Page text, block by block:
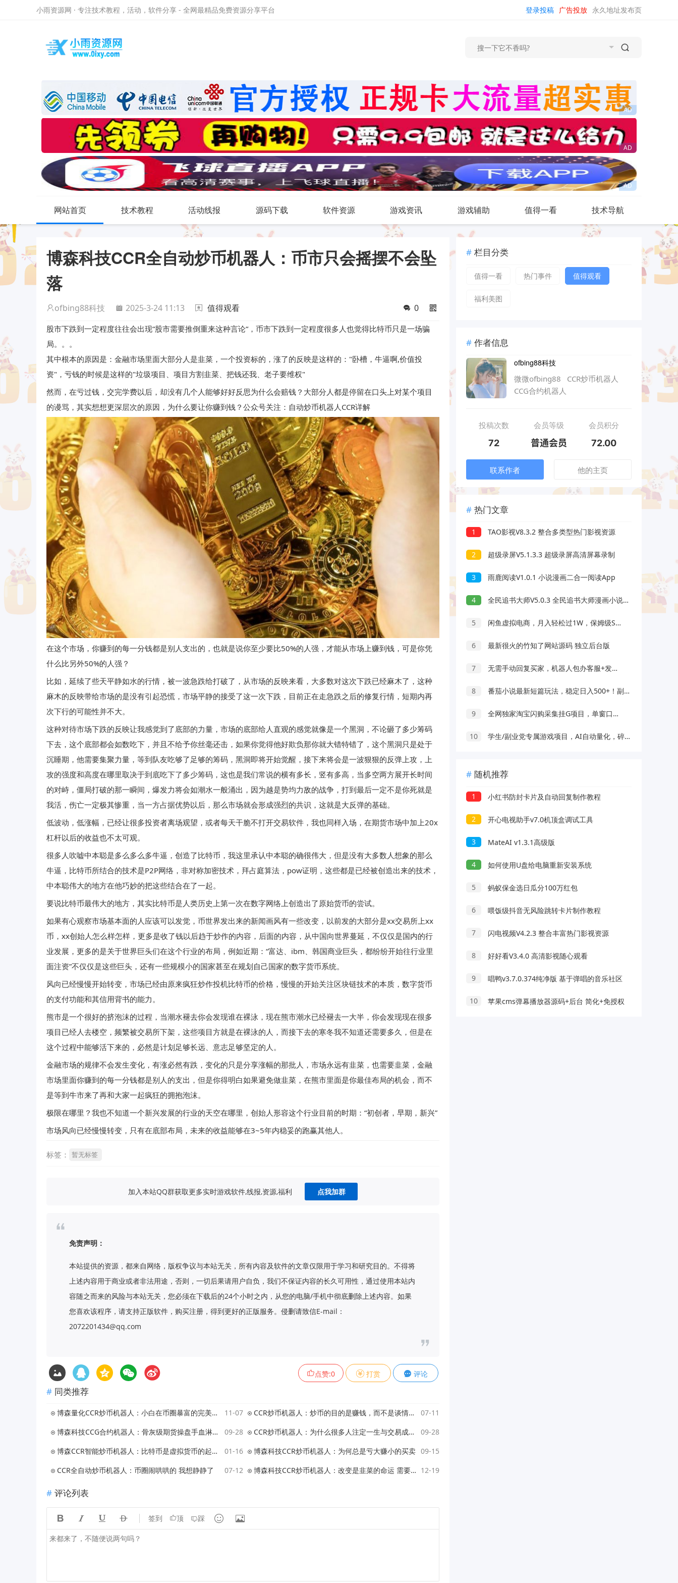
小雨资源网 · 专注技术教程，活动，软件分享 - 全网最精品免费资源分享平台 永久地址发布页
广告投放
登录投稿
网站首页 技术教程 活动线报 源码下载 软件资源 游戏资讯 游戏辅助 值得一看 技术导航
博森科技CCR全自动炒币机器人：币市只会摇摆不会坠
落
ofbing88科技 2025-3-24 11:13 值得观看 0
股市下跌到一定程度往往会出现“股市需要推倒重来这种言论“，币市下跌到一定程度很多人也觉得比特币只是一场骗
局。。。
其中根本的原因是：金融市场里面大部分人是韭菜，一个投资标的，涨了的反映是这样的："卧槽，牛逼啊,价值投
资"，亏钱的时候是这样的"垃圾项目、项目方割韭菜、把钱还我、老子要维权"
然而，在亏过钱，交完学费以后，却没有几个人能够好好反思为什么会赔钱？大部分人都是停留在口头上对某个项目
的谩骂，其实想想更深层次的原因，为什么要让你赚到钱？公众号关注：自动炒币机器人CCR详解
在这个市场，你赚到的每一分钱都是别人支出的，也就是说你至少要比50%的人强，才能从市场上赚到钱，可是你凭
什么比另外50%的人强？
比如，延续了些天平静如水的行情，被一波急跌给打破了，从市场的反映来看，大多数对这次下跌已经麻木了，这种
麻木的反映带给市场的是没有引起恐慌，市场平静的接受了这一次下跌，目前正在走急跌之后的修复行情，短期内再
次下行的可能性并不大。
这种对待市场下跌的反映让我感觉到了底部的力量，市场的底部给人直观的感觉就像是一个黑洞，不论砸了多少筹码
下去，这个底部都会如数吃下，并且不给予你丝毫还击，如果你觉得他好欺负那你就大错特错了，这个黑洞只是处于
沉睡期，他需要集聚力量，等到队友吃够了足够的筹码，黑洞即将开始觉醒，接下来将会是一波狠狠的反弹上攻，上
攻的强度和高度在哪里取决于到底吃下了多少筹码，这也是我们常说的横有多长，竖有多高，当多空两方展开长时间
的对峙，僵局打破的那一瞬间，爆发力将会如潮水一般涌出，因为越是势均力敌的战争，打到最后一定不是你死就是
我活，伤亡一定极其惨重，当一方占据优势以后，那么市场就会形成强烈的共识，这就是大反弹的基础。
低波动，低涨幅，已经让很多投资者离场观望，或者每天干脆不打开交易软件，我也同样入场，在期货市场中加上20x
杠杆以后的收益也不太可观。
很多人吹嘘中本聪是多么多么多牛逼，创造了比特币，我这里承认中本聪的确很伟大，但是没有大多数人想象的那么
牛逼，比特币所结合的技术是P2P网络，非对称加密技术，拜占庭算法，pow证明，这些都是已经被创造出来的技术，
中本聪伟大的地方在他巧妙的把这些结合在了一起。
要说比特币最伟大的地方，其实比特币是人类历史上第一次在数字网络上创造出了原始货币的尝试。
如果有心观察市场基本面的人应该可以发觉，币世界发出来的新闻画风有一些改变，以前发的大部分是xx交易所上xx
币，xx创始人怎么样怎样，更多是收了钱以后趋于炒作的内容，后面的内容，从中国向世界蔓延，不仅仅是国内的行
业发展，更多的是关于世界巨头们在这个行业的布局，例如近期：“富达、ibm、韩国商业巨头，都纷纷开始往行业里
面注资”不仅仅是这些巨头，还有一些规模小的国家甚至在规划自己国家的数字货币系统。
风向已经慢慢开始转变，市场已经由原来疯狂炒作投机比特币的价格，慢慢的开始关注区块链技术的本质，数字货币
的支付功能和其信用背书的能力。
熊市是一个很好的挤泡沫的过程，当潮水褪去你会发现谁在裸泳，现在熊市潮水已经褪去一大半，你会发现现在很多
项目已经人去楼空，频繁被交易所下架，这些项目方就是在裸泳的人，而接下去的寒冬我不知道还需要多久，但是在
这个过程中能够活下来的，必然是计划足够长远、意志足够坚定的人。
金融市场的规律不会发生变化，有涨必然有跌，变化的只是分享涨幅的那批人，市场永远有韭菜，也需要韭菜，金融
市场里面你赚到的每一分钱都是别人的支出，但是你得明白如果避免做韭菜，在熊市里面是你最佳布局的机会，而不
是等到牛市来了再和大家一起疯狂的拥抱泡沫。
极限在哪里？我也不知道一个新兴发展的行业的天空在哪里，创始人形容这个行业目前的时期：“初创者，早期，新兴”
市场风向已经慢慢转变，只有在底部布局，未来的收益能够在3~5年内稳妥的跑赢其他人。
标签： 暂无标签
加入本站QQ群获取更多实时游戏软件,线报,资源,福利 点我加群
免责声明：
本站提供的资源，都来自网络，版权争议与本站无关，所有内容及软件的文章仅限用于学习和研究目的。不得将
上述内容用于商业或者非法用途，否则，一切后果请用户自负，我们不保证内容的长久可用性，通过使用本站内
容随之而来的风险与本站无关，您必须在下载后的24个小时之内，从您的电脑/手机中彻底删除上述内容。如果
您喜欢该程序，请支持正版软件，购买注册，得到更好的正版服务。侵删请致信E-mail：
2072201434@qq.com
评论
打赏
点赞:0
同类推荐
博森量化CCR炒币机器人：小白在币圈暴富的完美思维 11-07 CCR炒币机器人：炒币的目的是赚钱，而不是谈情说爱
07-11
博森科技CCG合约机器人：骨灰级期货操盘手血淋淋经验分享
09-28 CCR炒币机器人：为什么很多人注定一生与交易成功无缘
09-28
博森CCR智能炒币机器人：比特币是虚拟货币的起点？
01-16 博森科技CCR炒币机器人：为何总是亏大赚小的买卖 09-15
CCR全自动炒币机器人：币圈闹哄哄的 我想静静了
07-12 博森科技CCR炒币机器人：改变是韭菜的命运 需要学会破局 12-19
评论列表
    签到 顶 踩  
栏目分类
值得一看 热门事件 值得观看
福利美图
作者信息
ofbing88科技
微微ofbing88 CCR炒币机器人
CCG合约机器人
投稿次数 会员等级 会员积分
72 普通会员 72.00
联系作者 他的主页
热门文章
1 TAO影视V8.3.2 整合多类型热门影视资源
2 超级录屏V5.1.3.3 超级录屏高清屏幕录制
3 雨鹿阅读V1.0.1 小说漫画二合一阅读App
4 全民追书大师V5.0.3 全民追书大师漫画小说二合一
5 闲鱼虚拟电商，月入轻松过1W，保姆级SOP教程
6 最新很火的竹知了网站源码 独立后台版
7 无需手动回复买家，机器人包办客服+发货，学多多虚拟每月稳賺1-5W
8 番茄小说最新短篇玩法，稳定日入500+！副业必看，小白可玩，限时开放
9 全网独家淘宝闪购采集挂G项目，单窗口日入40+，可复制可批量，单日轻松500+
10 学生/副业党专属游戏项目，AI自动量化，碎片时间操作，月入过万
随机推荐
1 小红书防封卡片及自动回复制作教程
2 开心电视助手v7.0机顶盒调试工具
3 MateAI v1.3.1高级版
4 如何使用U盘给电脑重新安装系统
5 蚂蚁保金选日瓜分100万红包
6 喂饭级抖音无风险跳转卡片制作教程
7 闪电视频V4.2.3 整合丰富热门影视资源
8 好好看V3.4.0 高清影视随心观看
9 唱鸭v3.7.0.374纯净版 基于弹唱的音乐社区
10 苹果cms弹幕播放器源码+后台 简化+免授权